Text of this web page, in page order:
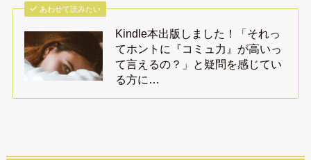
あわせて読みたい
Kindle本出版しました！「それっ
てホントに『コミュ力』が高いっ
て言えるの？」と疑問を感じてい
る方に…